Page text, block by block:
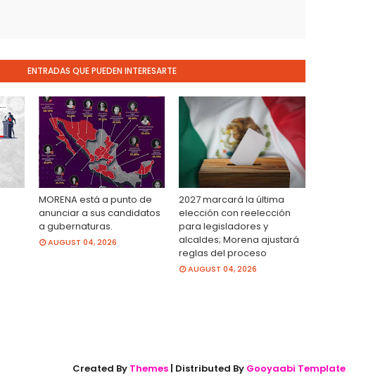
ENTRADAS QUE PUEDEN INTERESARTE
MORENA está a punto de
anunciar a sus candidatos
a gubernaturas.
AUGUST 04, 2026
2027 marcará la última
elección con reelección
para legisladores y
alcaldes; Morena ajustará
reglas del proceso
AUGUST 04, 2026
Created By Themes| Distributed By Gooyaabi Template